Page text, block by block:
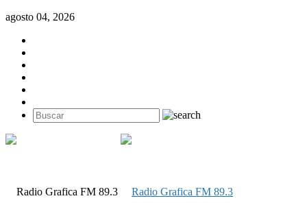
agosto 04, 2026